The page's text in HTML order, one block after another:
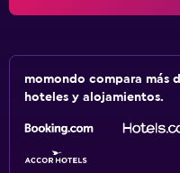
momondo compara más
hoteles y alojamientos.